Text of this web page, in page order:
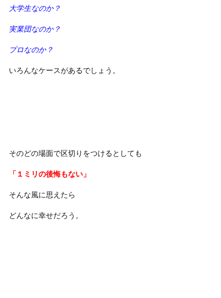
大学生なのか？
実業団なのか？
プロなのか？
いろんなケースがあるでしょう。
そのどの場面で区切りをつけるとしても
「１ミリの後悔もない」
そんな風に思えたら
どんなに幸せだろう。